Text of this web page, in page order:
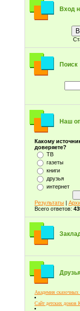
Вход
Поиск
Наш
Какому
доверяете?
ТВ
газеты
книги
друзья
интернет
Результаты |
Всего ответов:
Академия сказочных
Сайт детских домов